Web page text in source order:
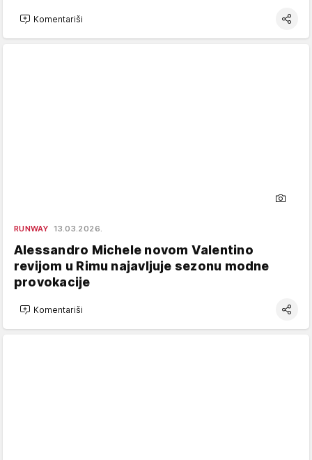
Komentariši
RUNWAY 13.03.2026.
Alessandro Michele novom Valentino
revijom u Rimu najavljuje sezonu modne
provokacije
Komentariši